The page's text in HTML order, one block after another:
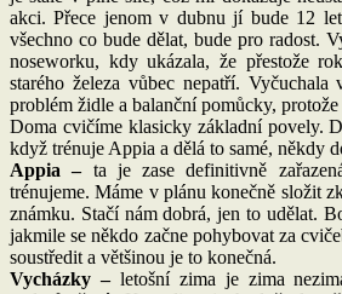
akci. Přece jenom v dubnu jí bude 12
všechno co bude dělat, bude pro radost.
noseworku, kdy ukázala, že přestože
starého železa vůbec nepatří. Vyčuchala
problém židle a balanční pomůcky,
Doma cvičíme klasicky základní povely.
když trénuje Appia a dělá to samé, někdy
Appia –ta je zase definitivně
trénujeme. Máme v plánu konečně složit
známku. Stačí nám dobrá, jen to udělat.
jakmile se někdo začne pohybovat za
soustředit a většinou je to konečná.
Vycházky –letošní zima je zima